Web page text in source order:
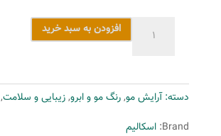
شماره
5.8
حجم
افزودن به سبد خرید
دسته:آرایش مو,رنگ مو و ابرو,زیبایی و سلامت,
Brand: اسکالیم